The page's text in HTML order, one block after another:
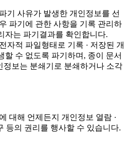
기 사유가 발생한 개인정보를 선
파기에 관한 사항을 기록 관리하
자는 파기결과를 확인합니다.
자적 파일형태로 기록 · 저장된 개
할 수 없도록 파기하며, 종이 문서
정보는 분쇄기로 분쇄하거나 소각
대해 언제든지 개인정보 열람 ·
등의 권리를 행사할 수 있습니다.